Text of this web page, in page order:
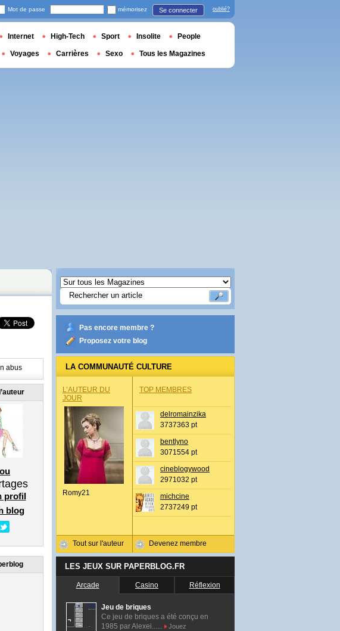
abus
profil
blog
Pas encore membre ?
Proposez votre blog
LA COMMUNAUTÉ CULTURE
L’AUTEUR DU
JOUR
Romy21
Tout sur l'auteur
TOP MEMBRES
delromainzika
3737363 pt
bentlyno
3071554 pt
cineblogywood
2971032 pt
michcine
2737249 pt
Devenez membre
LES JEUX SUR PAPERBLOG.FR
Arcade Casino Réflexion
Jeu de briques
Ce jeu de briques a été conçu en
1985 par Alexei......
Jouez
Mot de passe mémorisez Se connecter oublié?
Internet High-Tech Sport Insolite People
Voyages Carrières Sexo Tous les Magazines